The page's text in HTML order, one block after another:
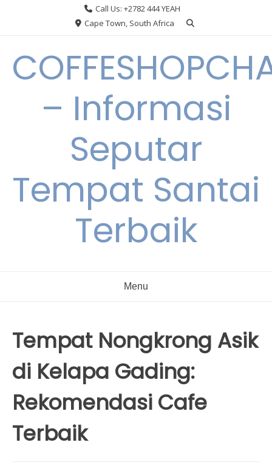
Call Us: +2782 444 YEAH
Cape Town, South Africa
– Informasi
Seputar
Tempat Santai
Terbaik
Menu
Tempat Nongkrong Asik
di Kelapa Gading:
Rekomendasi Cafe
Terbaik